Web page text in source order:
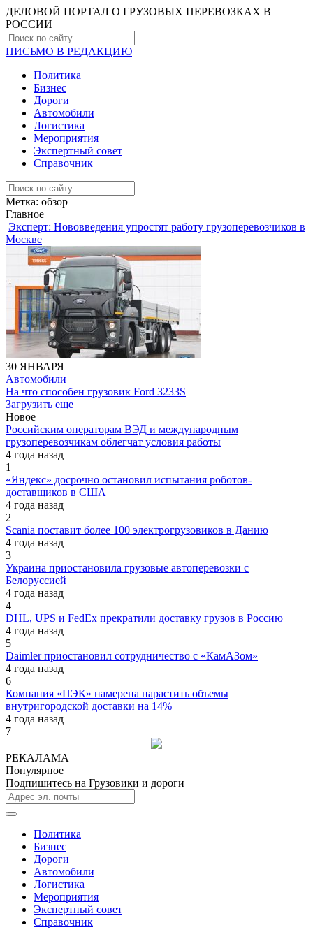
ДЕЛОВОЙ ПОРТАЛ О ГРУЗОВЫХ ПЕРЕВОЗКАХ В
РОCСИИ
ПИСЬМО В РЕДАКЦИЮ
Политика
Бизнес
Дороги
Автомобили
Логистика
Мероприятия
Экспертный совет
Справочник
Метка: обзор
Главное
Эксперт: Нововведения упростят работу грузоперевозчиков в
Москве
30 ЯНВАРЯ
Автомобили
На что способен грузовик Ford 3233S
Загрузить еще
Новое
Российским операторам ВЭД и международным
грузоперевозчикам облегчат условия работы
4 года назад
1
«Яндекс» досрочно остановил испытания роботов-
доставщиков в США
4 года назад
2
Scania поставит более 100 электрогрузовиков в Данию
4 года назад
3
Украина приостановила грузовые автоперевозки с
Белоруссией
4 года назад
4
DHL, UPS и FedEx прекратили доставку грузов в Россию
4 года назад
5
Daimler приостановил сотрудничество с «КамАЗом»
4 года назад
6
Компания «ПЭК» намерена нарастить объемы
внутригородской доставки на 14%
4 года назад
7
РЕКАЛАМА
Популярное
Подпишитесь на Грузовики и дороги
Политика
Бизнес
Дороги
Автомобили
Логистика
Мероприятия
Экспертный совет
Справочник